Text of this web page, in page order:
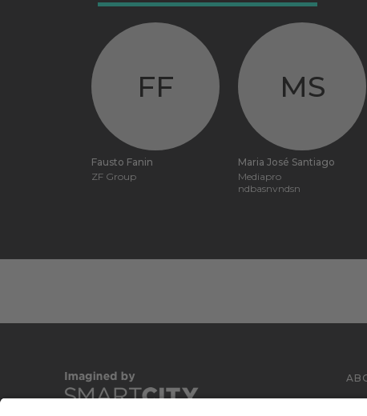
FF
Fausto Fanin
ZF Group
MS
Maria José Santiago
Mediapro
ndbasnvndsn